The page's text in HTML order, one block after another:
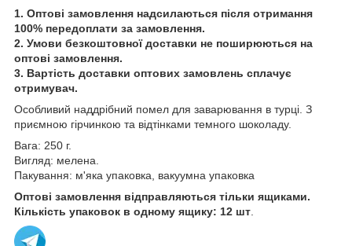
1. Оптові замовлення надсилаються після отримання
100% передоплати за замовлення.
2. Умови безкоштовної доставки не поширюються на
оптові замовлення.
3. Вартість доставки оптових замовлень сплачує
отримувач.
Особливий наддрібний помел для заварювання в турці. З
приємною гірчинкою та відтінками темного шоколаду.
Вага: 250 г.
Вигляд: мелена.
Пакування: м'яка упаковка, вакуумна упаковка
Оптові замовлення відправляються тільки ящиками.
Кількість упаковок в одному ящику: 12 шт